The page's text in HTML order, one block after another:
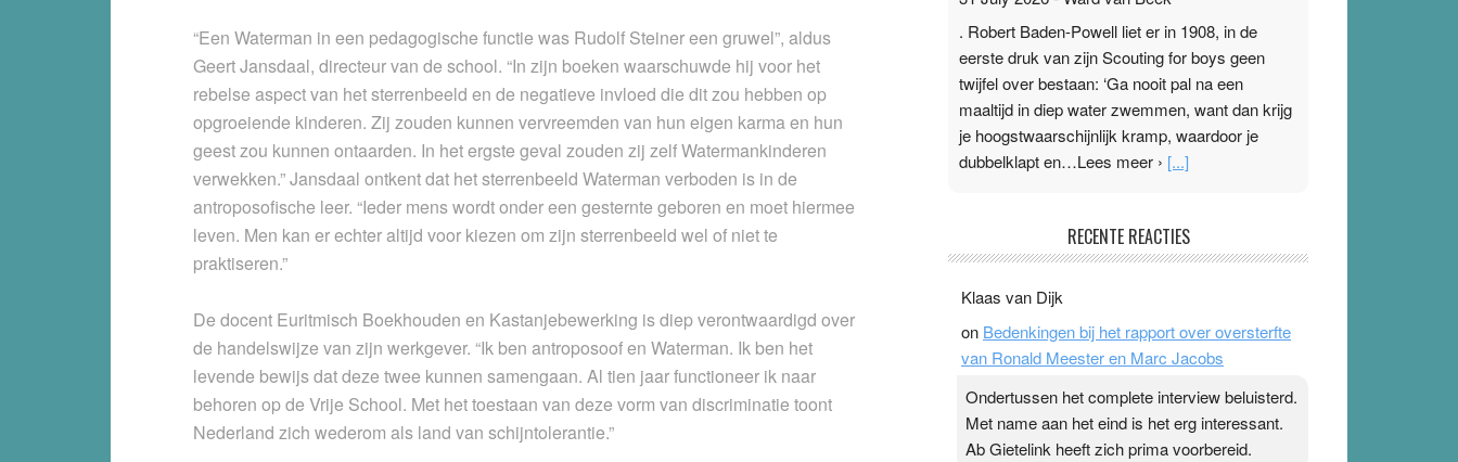
“Een Waterman in een pedagogische functie was Rudolf Steiner een gruwel”, aldus
Geert Jansdaal, directeur van de school. “In zijn boeken waarschuwde hij voor het
rebelse aspect van het sterrenbeeld en de negatieve invloed die dit zou hebben op
opgroeiende kinderen. Zij zouden kunnen vervreemden van hun eigen karma en hun
geest zou kunnen ontaarden. In het ergste geval zouden zij zelf Watermankinderen
verwekken.” Jansdaal ontkent dat het sterrenbeeld Waterman verboden is in de
antroposofische leer. “Ieder mens wordt onder een gesternte geboren en moet hiermee
leven. Men kan er echter altijd voor kiezen om zijn sterrenbeeld wel of niet te
praktiseren.”
De docent Euritmisch Boekhouden en Kastanjebewerking is diep verontwaardigd over
de handelswijze van zijn werkgever. “Ik ben antroposoof en Waterman. Ik ben het
levende bewijs dat deze twee kunnen samengaan. Al tien jaar functioneer ik naar
behoren op de Vrije School. Met het toestaan van deze vorm van discriminatie toont
Nederland zich wederom als land van schijntolerantie.”
. Robert Baden-Powell liet er in 1908, in de
eerste druk van zijn Scouting for boys geen
twijfel over bestaan: ‘Ga nooit pal na een
maaltijd in diep water zwemmen, want dan krijg
je hoogstwaarschijnlijk kramp, waardoor je
dubbelklapt en…Lees meer › [...]
Ward van Beek
topsporters. Ze hopen ermee hun hartslag te
verlagen terwijl ze meer zuurstof opnemen.
Daarop heeft zo’n pleister geen effect. Maar het
zijn. Door…Lees meer Pleisterplakkers in de
topspsort › [...]
RECENTE REACTIES
Klaas van Dijk
on Bedenkingen bij het rapport over oversterfte
van Ronald Meester en Marc Jacobs
Ondertussen het complete interview beluisterd.
Met name aan het eind is het erg interessant.
Ab Gietelink heeft zich prima voorbereid.